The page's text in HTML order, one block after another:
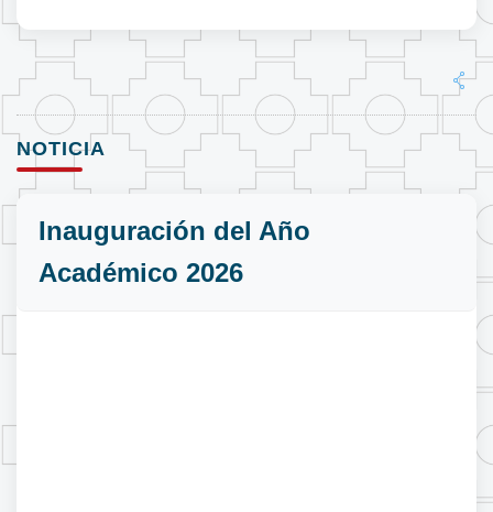
NOTICIA
Inauguración del Año
Académico 2026